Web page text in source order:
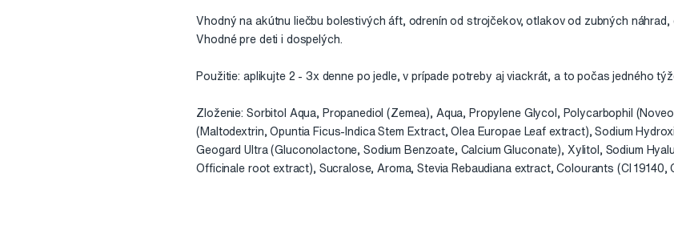
Vhodný na akútnu liečbu bolestivých áft, odrenín od strojčekov, otlakov od zubných
Vhodné pre deti i dospelých.
Použitie: aplikujte 2 - 3x denne po jedle, v prípade potreby aj viackrát, a to počas jedného
Zloženie: Sorbitol Aqua, Propanediol (Zemea), Aqua, Propylene Glycol, Polycarbophil
(Maltodextrin, Opuntia Ficus-Indica Stem Extract, Olea Europae Leaf extract), Sodium
Geogard Ultra (Gluconolactone, Sodium Benzoate, Calcium Gluconate), Xylitol, Sodium
Officinale root extract), Sucralose, Aroma, Stevia Rebaudiana extract, Colourants (CI 19140,